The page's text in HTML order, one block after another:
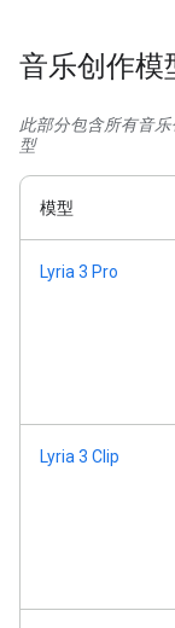
音乐创作模
此部分包含所有音
型
模型
Lyria 3 Pro
Lyria 3 Clip